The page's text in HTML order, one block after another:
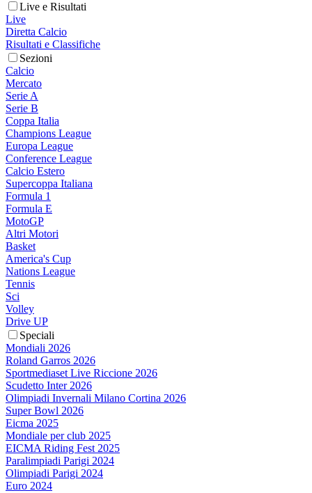
Live e Risultati
Live
Diretta Calcio
Risultati e Classifiche
Sezioni
Calcio
Mercato
Serie A
Serie B
Coppa Italia
Champions League
Europa League
Conference League
Calcio Estero
Supercoppa Italiana
Formula 1
Formula E
MotoGP
Altri Motori
Basket
America's Cup
Nations League
Tennis
Sci
Volley
Drive UP
Speciali
Mondiali 2026
Roland Garros 2026
Sportmediaset Live Riccione 2026
Scudetto Inter 2026
Olimpiadi Invernali Milano Cortina 2026
Super Bowl 2026
Eicma 2025
Mondiale per club 2025
EICMA Riding Fest 2025
Paralimpiadi Parigi 2024
Olimpiadi Parigi 2024
Euro 2024